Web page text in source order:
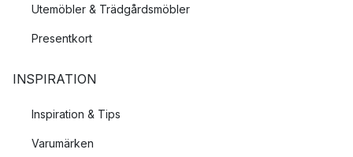
Utemöbler & Trädgårdsmöbler
Presentkort
INSPIRATION
Inspiration & Tips
Varumärken